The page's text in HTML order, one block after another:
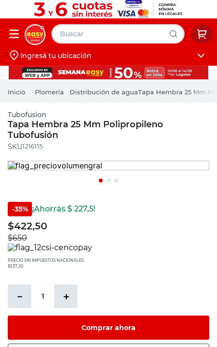
Buscar
Iniciá sesión
Ingresá tu ubicación
Plomería Distribución de aguaTapa Hembra 25 Mm
Tubofusion
Tapa Hembra 25 Mm Polipropileno
Tubofusión
:1216115
-35% ¡Ahorrás $ 227,5!
$422,50
$650
PRECIO SIN IMPUESTOS NACIONALES:
$537,20
＋
－
Comprar ahora
muebles
pintura
escritorio
puertas
placard